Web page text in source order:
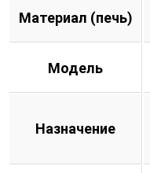
Материал (печь)
Модель
Назначение